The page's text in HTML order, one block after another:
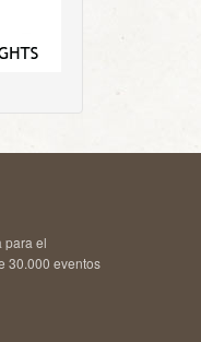
para el
30.000 eventos